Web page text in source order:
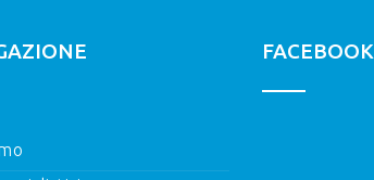
FACEBOOK